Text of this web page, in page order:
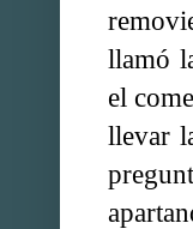
llamó
el
llevar